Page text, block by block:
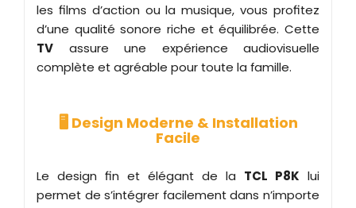
les films d’action ou la musique, vous profitez
d’une qualité sonore riche et équilibrée. Cette
TV assure une expérience audiovisuelle
complète et agréable pour toute la famille.
🖥️ Design Moderne & Installation
Facile
Le design fin et élégant de la TCL P8K lui
permet de s’intégrer facilement dans n’importe